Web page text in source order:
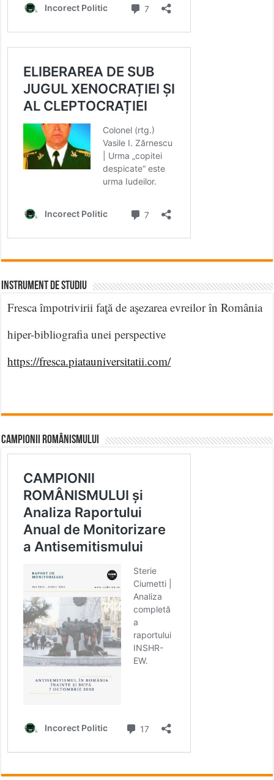
INSTRUMENT DE STUDIU
Fresca împotrivirii faţă de aşezarea evreilor în România
hiper-bibliografia unei perspective
https://fresca.piatauniversitatii.com/
CAMPIONII ROMÂNISMULUI